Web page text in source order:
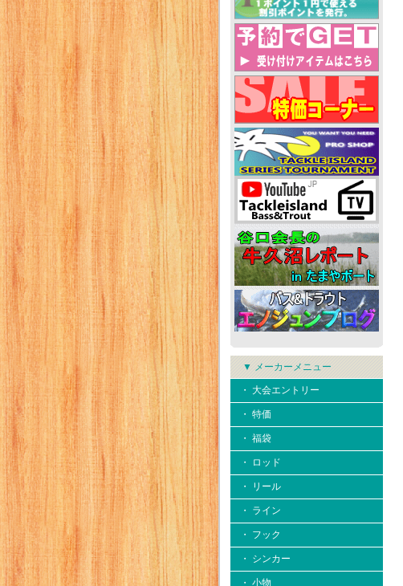
▼ メーカーメニュー
・ 大会エントリー
・ 特価
・ 福袋
・ ロッド
・ リール
・ ライン
・ フック
・ シンカー
・ 小物